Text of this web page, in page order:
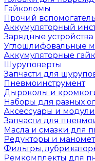
Гайколомы
Прочий
Аккумуляторный
Зарядные
Углошлифовальные
Аккумуляторные
Шуруповерты
Запчасти для
Пневмоинструмент
Дыроколы и
Наборы для разных
Аксессуары и
Запчасти для
Масла и смазки для
Редукторы и
Фильтры,
Ремкомплекты для